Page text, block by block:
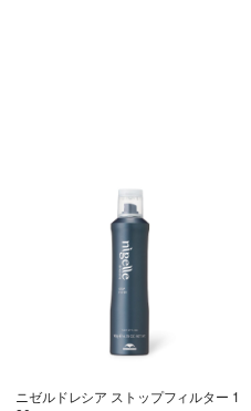
ニゼルドレシア ストップフィルター 1